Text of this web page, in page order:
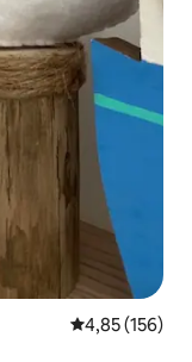
Prosečna
4,85 (156)